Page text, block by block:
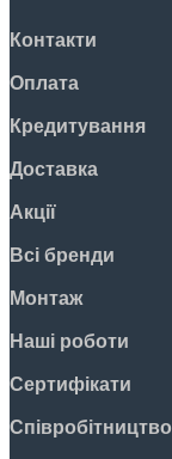
Контакти
Оплата
Кредитування
Доставка
Акції
Всі бренди
Монтаж
Наші роботи
Сертифікати
Співробітництво